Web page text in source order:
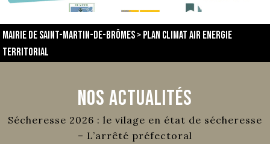
Mairie de Saint-Martin-de-Brômes>Plan climat air energie
territorial
Nos Actualités
Sécheresse 2026 : le vilage en état de sécheresse
– L’arrêté préfectoral